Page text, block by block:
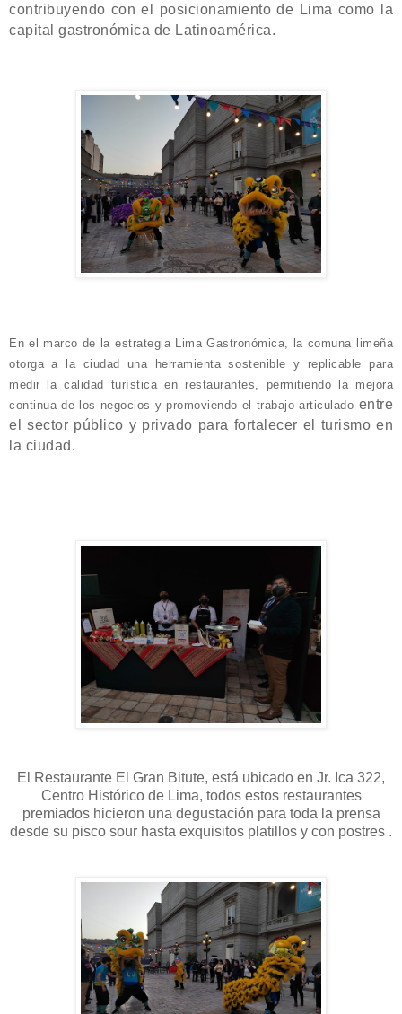
contribuyendo con el posicionamiento de Lima como la
capital gastronómica de Latinoamérica.
En el marco de la estrategia Lima Gastronómica, la comuna limeña
otorga a la ciudad una herramienta sostenible y replicable para
medir la calidad turística en restaurantes, permitiendo la mejora
continua de los negocios y promoviendo el trabajo articulado entre
el sector público y privado para fortalecer el turismo en
la ciudad.
El Restaurante El Gran Bitute, está ubicado en Jr. Ica 322,
Centro Histórico de Lima, todos estos restaurantes
premiados hicieron una degustación para toda la prensa
desde su pisco sour hasta exquisitos platillos y con postres .